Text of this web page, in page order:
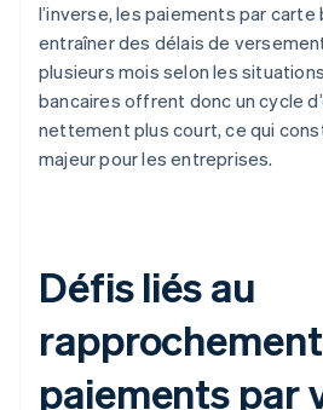
l’inverse, les paiements par
entraîner des délais de versement
plusieurs mois selon les
bancaires offrent donc un cycle
nettement plus court, ce qui
majeur pour les entreprises.
Défis liés au
paiements par